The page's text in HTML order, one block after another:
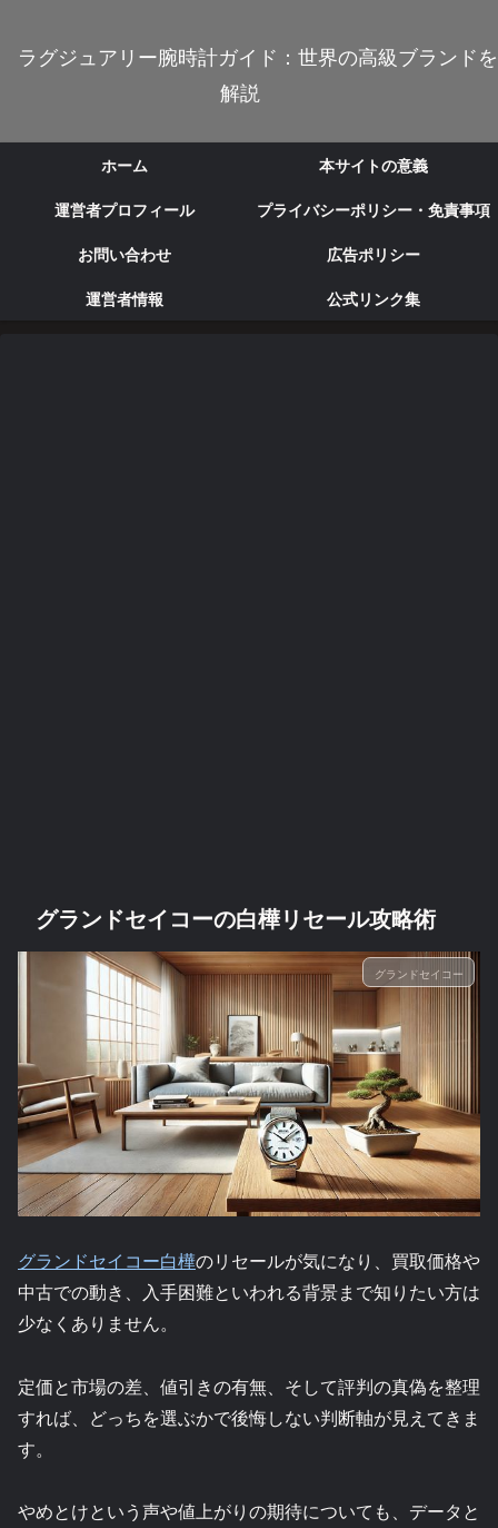
ラグジュアリー腕時計ガイド：世界の高級ブランドを
解説
ホーム
本サイトの意義
運営者プロフィール
プライバシーポリシー・免責事項
お問い合わせ
広告ポリシー
運営者情報
公式リンク集
グランドセイコーの白樺リセール攻略術
グランドセイコー
グランドセイコー白樺のリセールが気になり、買取価格や
中古での動き、入手困難といわれる背景まで知りたい方は
少なくありません。
定価と市場の差、値引きの有無、そして評判の真偽を整理
すれば、どっちを選ぶかで後悔しない判断軸が見えてきま
す。
やめとけという声や値上がりの期待についても、データと